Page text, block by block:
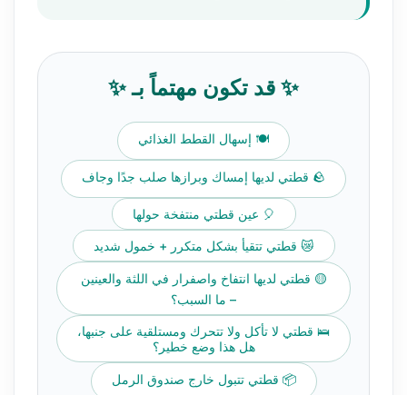
✨ قد تكون مهتماً بـ ✨
🍽️ إسهال القطط الغذائي
🪨 قطتي لديها إمساك وبرازها صلب جدًا وجاف
🎈 عين قطتي منتفخة حولها
😿 قطتي تتقيأ بشكل متكرر + خمول شديد
🟡 قطتي لديها انتفاخ واصفرار في اللثة والعينين
– ما السبب؟
🛌 قطتي لا تأكل ولا تتحرك ومستلقية على جنبها،
هل هذا وضع خطير؟
📦 قطتي تتبول خارج صندوق الرمل